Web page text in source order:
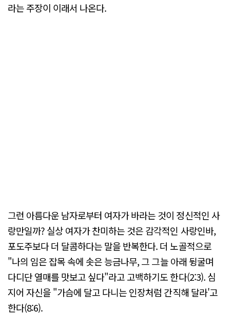
라는 주장이 이래서 나온다.
그런 아름다운 남자로부터 여자가 바라는 것이 정신적인 사
랑만일까? 실상 여자가 찬미하는 것은 감각적인 사랑인바,
포도주보다 더 달콤하다는 말을 반복한다. 더 노골적으로
"나의 임은 잡목 속에 솟은 능금나무, 그 그늘 아래 뒹굴며
다디단 열매를 맛보고 싶다"라고 고백하기도 한다(2:3). 심
지어 자신을 "가슴에 달고 다니는 인장처럼 간직해 달라'고
한다(8:6).